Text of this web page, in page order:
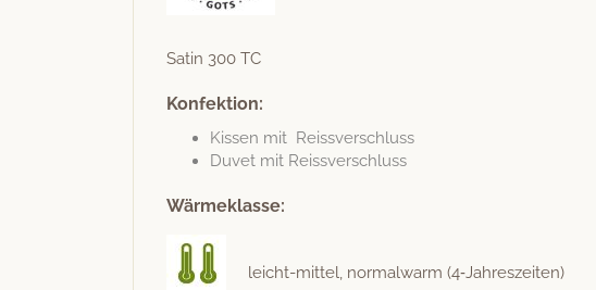
Satin 300 TC
Konfektion:
Kissen mit Reissverschluss
Duvet mit Reissverschluss
Wärmeklasse:
leicht-mit­tel, nor­mal­warm (4‑Jahreszeiten)